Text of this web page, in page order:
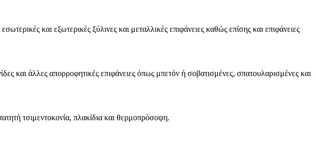
και εξωτερικές ξύλινες και μεταλλικές επιφάνειες καθώς επίσης και επιφάνειες
και άλλες απορροφητικές επιφάνειες όπως μπετόν ή σοβατισμένες, σπατουλαρισμένες και
τσιμεντοκονία, πλακίδια και θερμοπρόσοψη.